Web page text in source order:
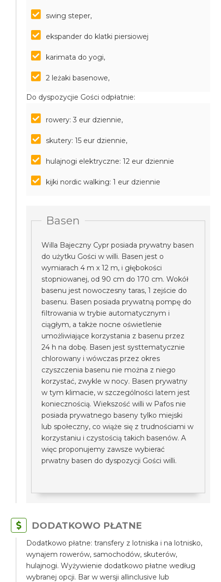
swing steper,
ekspander do klatki piersiowej
karimata do yogi,
2 leżaki basenowe,
Do dyspozycjie Gości odpłatnie:
rowery: 3 eur dziennie,
skutery: 15 eur dziennie,
hulajnogi elektryczne: 12 eur dziennie
kijki nordic walking: 1 eur dziennie
Basen
Willa Bajeczny Cypr posiada prywatny basen
do użytku Gości w willi. Basen jest o
wymiarach 4 m x 12 m, i głębokości
stopniowanej, od 90 cm do 170 cm. Wokół
basenu jest nowoczesny taras, 1 zejście do
basenu. Basen posiada prywatną pompę do
filtrowania w trybie automatycznym i
ciągłym, a także nocne oświetlenie
umożliwiające korzystania z basenu przez
24 h na dobę. Basen jest systtematycznie
chlorowany i wówczas przez okres
czyszczenia basenu nie można z niego
korzystać, zwykle w nocy. Basen prywatny
w tym klimacie, w szczególności latem jest
koniecznością. Wiekszość willi w Pafos nie
posiada prywatnego baseny tylko miejski
lub społeczny, co wiąże się z trudnościami w
korzystaniu i czystością takich basenów. A
więc proponujemy zawsze wybierać
prwatny basen do dyspozycji Gości willi.
DODATKOWO PŁATNE
Dodatkowo płatne: transfery z lotniska i na lotnisko,
wynajem rowerów, samochodów, skuterów,
hulajnogi. Wyżywienie dodatkowo płatne według
wybranej opcji. Bar w wersji allinclusive lub